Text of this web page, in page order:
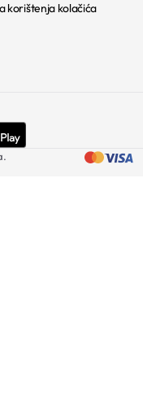
korištenja kolačića